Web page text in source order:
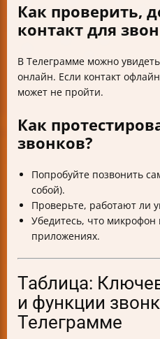
Как проверить,
контакт для
В Телеграмме можно
онлайн. Если контакт
может не пройти.
Как
звонков?
Попробуйте позвонить
собой).
Проверьте, работают ли
Убедитесь, что микрофон
приложениях.
Таблица:
и функции
Телеграмме